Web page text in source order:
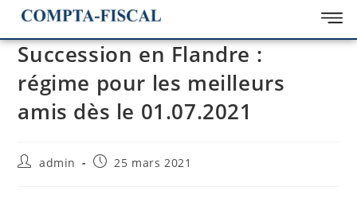
Succession en Flandre :
régime pour les meilleurs
amis dès le 01.07.2021
admin 25 mars 2021